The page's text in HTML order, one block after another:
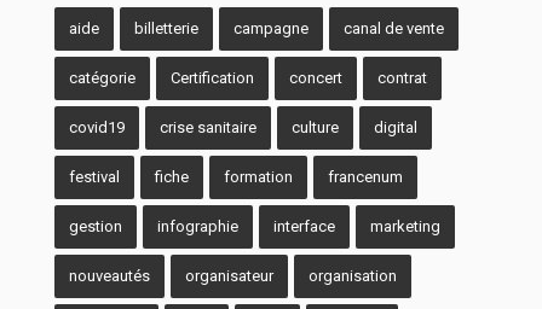
aide billetterie campagne canal de vente
catégorie Certification concert contrat
covid19 crise sanitaire culture digital
festival fiche formation francenum
gestion infographie interface marketing
nouveautés organisateur organisation